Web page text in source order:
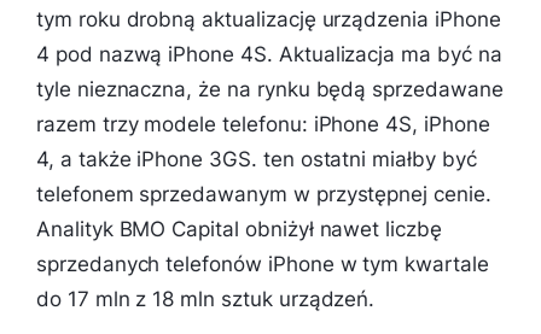
tym roku drobną aktualizację urządzenia iPhone
4 pod nazwą iPhone 4S. Aktualizacja ma być na
tyle nieznaczna, że na rynku będą sprzedawane
razem trzy modele telefonu: iPhone 4S, iPhone
4, a także iPhone 3GS. ten ostatni miałby być
telefonem sprzedawanym w przystępnej cenie.
Analityk BMO Capital obniżył nawet liczbę
sprzedanych telefonów iPhone w tym kwartale
do 17 mln z 18 mln sztuk urządzeń.